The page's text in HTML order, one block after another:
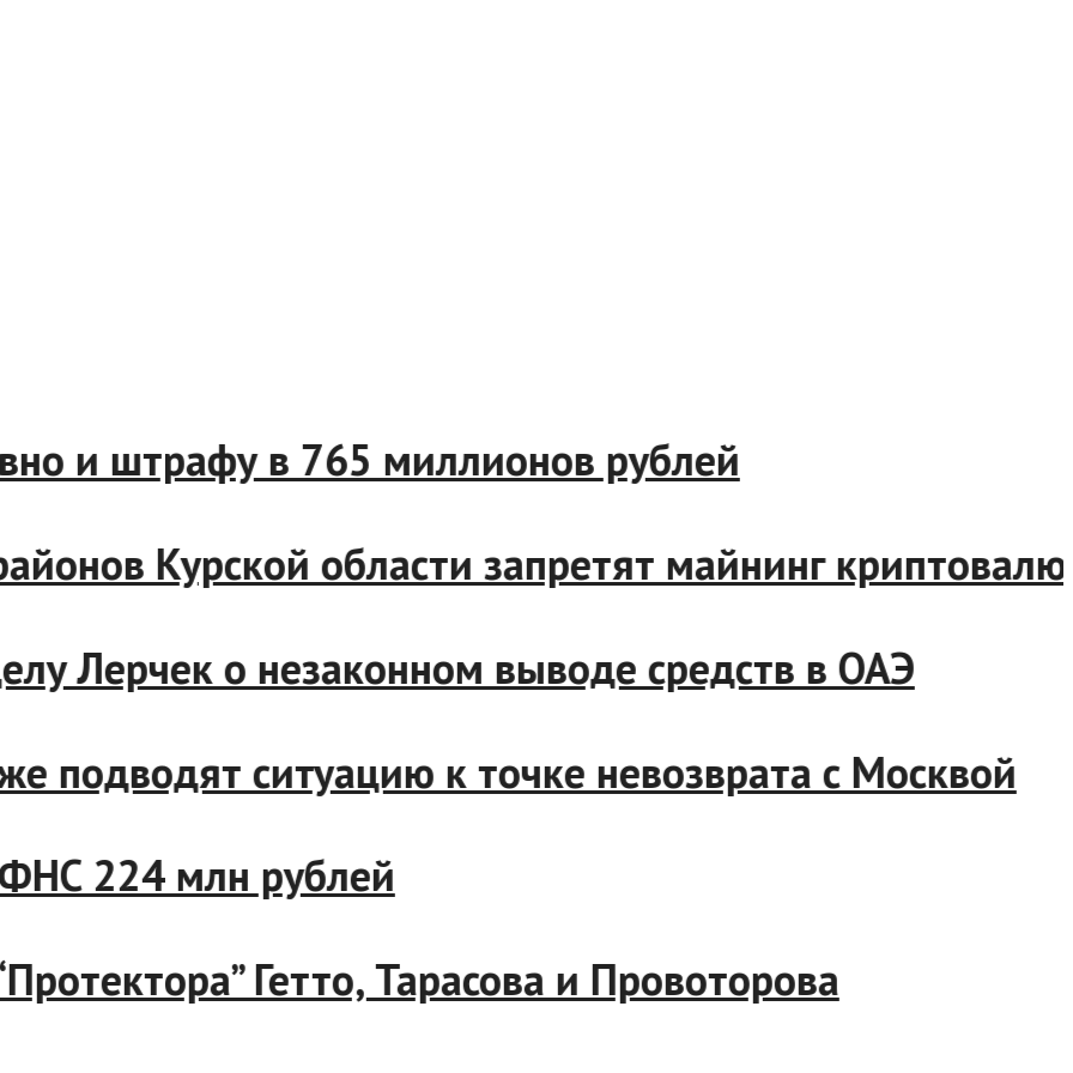
и штрафу в 765 миллионов рублей
Курской области запретят майнинг
Лерчек о незаконном выводе средств в ОАЭ
подводят ситуацию к точке невозврата с Москвой
ФНС 224 млн рублей
Гетто, Тарасова и Провоторова